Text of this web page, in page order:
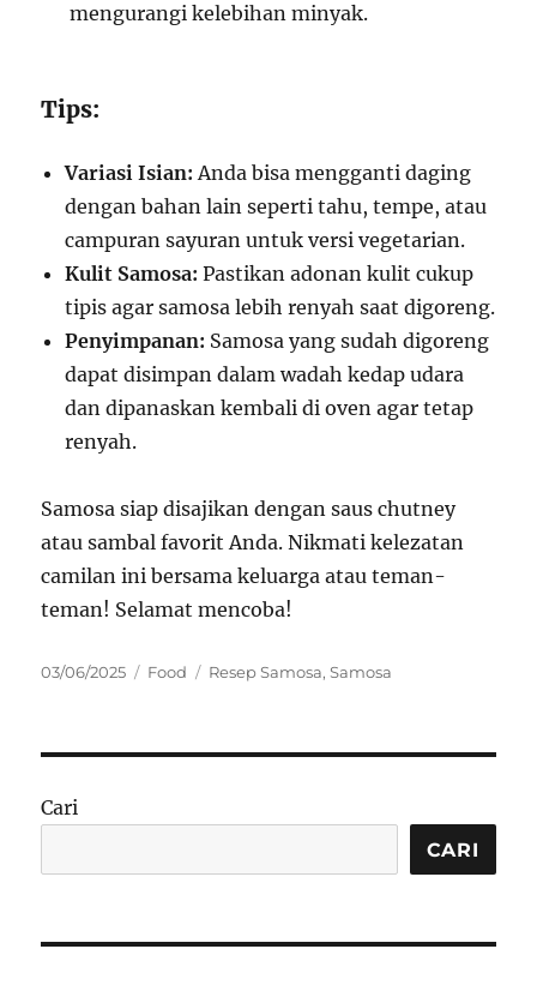
mengurangi kelebihan minyak.
Tips:
Variasi Isian: Anda bisa mengganti daging
dengan bahan lain seperti tahu, tempe, atau
campuran sayuran untuk versi vegetarian.
Kulit Samosa: Pastikan adonan kulit cukup
tipis agar samosa lebih renyah saat digoreng.
Penyimpanan: Samosa yang sudah digoreng
dapat disimpan dalam wadah kedap udara
dan dipanaskan kembali di oven agar tetap
renyah.
Samosa siap disajikan dengan saus chutney
atau sambal favorit Anda. Nikmati kelezatan
camilan ini bersama keluarga atau teman-
teman! Selamat mencoba!
Posted
03/06/2025 Categories
Food Tags
Resep Samosa,Samosa
Cari
CARI